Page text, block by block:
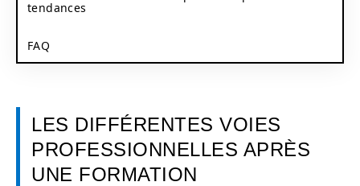
tendances
FAQ
LES DIFFÉRENTES VOIES
PROFESSIONNELLES APRÈS
UNE FORMATION